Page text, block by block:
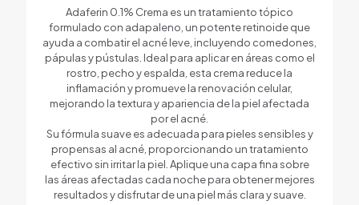
Adaferin 0.1% Crema es un tratamiento tópico
formulado con adapaleno, un potente retinoide que
ayuda a combatir el acné leve, incluyendo comedones,
pápulas y pústulas. Ideal para aplicar en áreas como el
rostro, pecho y espalda, esta crema reduce la
inflamación y promueve la renovación celular,
mejorando la textura y apariencia de la piel afectada
por el acné.
Su fórmula suave es adecuada para pieles sensibles y
propensas al acné, proporcionando un tratamiento
efectivo sin irritar la piel. Aplique una capa fina sobre
las áreas afectadas cada noche para obtener mejores
resultados y disfrutar de una piel más clara y suave.